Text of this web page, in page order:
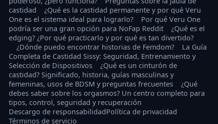
castidad
¿Qué es la castidad permanente y por qué Veru
One es el sistema ideal para lograrlo?
Por qué Veru One
podría ser una gran opción para NoFap Reddit
¿Qué es el
edging? ¿Por qué practicarlo y por qué es tan divertido?
¿Dónde puedo encontrar historias de Femdom?
La Guía
Completa de Castidad Sissy: Seguridad, Entrenamiento y
Selección de Dispositivos
¿Qué es un cinturón de
castidad? Significado, historia, guías masculinas y
femeninas, usos de BDSM y preguntas frecuentes
¿Qué
debes saber sobre los orgasmos? Un centro completo para
tipos, control, seguridad y recuperación
Descargo de responsabilidadPolítica de privacidad
Términos de servicio